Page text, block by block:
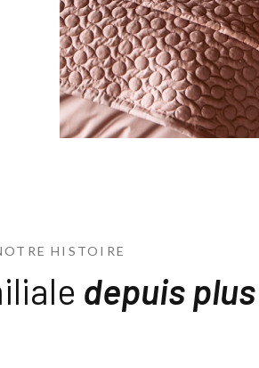
HISTOIRE
depuis